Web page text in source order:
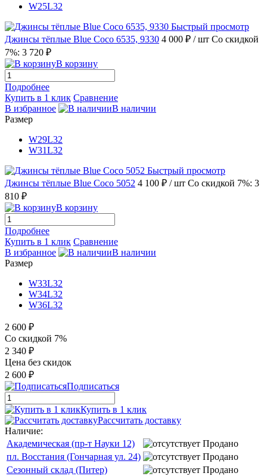
W25L32
Быстрый просмотр
Джинсы тёплые Blue Coco 6535, 9330 4 000 ₽ / шт Со скидкой
7%: 3 720 ₽
В корзину
Подробнее
Купить в 1 клик Сравнение
В избранное
В наличии
Размер
W29L32
W31L32
Быстрый просмотр
Джинсы тёплые Blue Coco 5052 4 100 ₽ / шт Со скидкой 7%: 3
810 ₽
В корзину
Подробнее
Купить в 1 клик Сравнение
В избранное
В наличии
Размер
W33L32
W34L32
W36L32
2 600 ₽
Со скидкой 7%
2 340 ₽
Цена без скидок
2 600 ₽
Подписаться
Купить в 1 клик
Рассчитать доставку
Наличие:
Академическая (пр-т Науки 12)
Продано
пл. Восстания (Гончарная ул. 24)
Продано
Сезонный склад (Питер)
Продано